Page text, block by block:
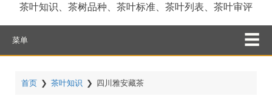
茶叶知识、茶树品种、茶叶标准、茶叶列表、茶叶审评
菜单
首页 ❯ 茶叶知识 ❯ 四川雅安藏茶